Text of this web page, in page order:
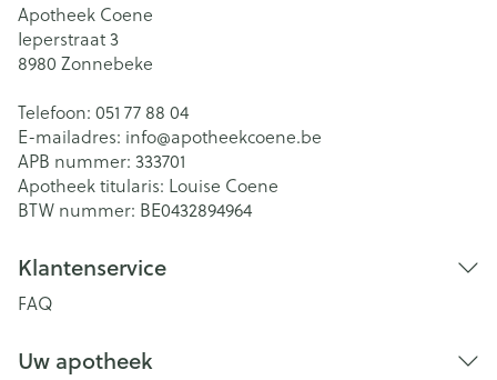
Apotheek Coene
Ieperstraat 3
8980 Zonnebeke
Telefoon: 051 77 88 04
E-mailadres: info@apotheekcoene.be
APB nummer: 333701
Apotheek titularis: Louise Coene
BTW nummer: BE0432894964
Klantenservice
FAQ
Uw apotheek